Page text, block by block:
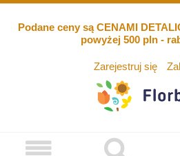
Podane ceny są CENAMI
powyżej 500 pln -
Zarejestruj się